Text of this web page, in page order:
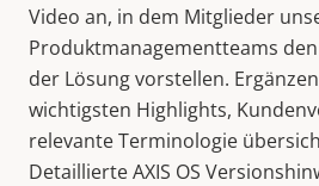
Video an, in dem Mitglieder
Produktmanagementteams
der Lösung vorstellen.
wichtigsten Highlights,
relevante Terminologie
Detaillierte AXIS OS